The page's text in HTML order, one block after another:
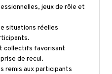
jeux de rôle et
situations réelles
collectifs favorisant
de recul.
remis aux participants